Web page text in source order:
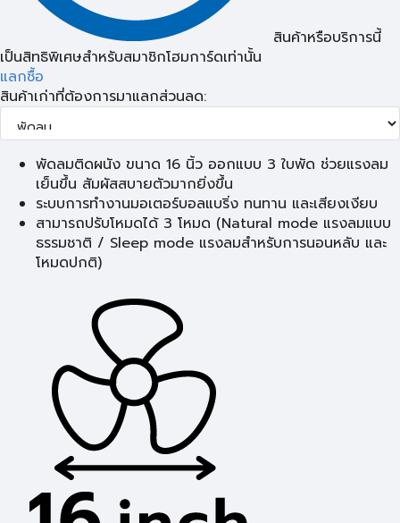
สินค้าหรือบริการนี้
เป็นสิทธิพิเศษสำหรับสมาชิกโฮมการ์ดเท่านั้น
แลกซื้อ
สินค้าเก่าที่ต้องการมาแลกส่วนลด:
พัดลมติดผนัง ขนาด 16 นิ้ว ออกแบบ 3 ใบพัด ช่วยแรงลม
เย็นขึ้น สัมผัสสบายตัวมากยิ่งขึ้น
ระบบการทำงานมอเตอร์บอลแบริ่ง ทนทาน และเสียงเงียบ
สามารถปรับโหมดได้ 3 โหมด (Natural mode แรงลมแบบ
ธรรมชาติ / Sleep mode แรงลมสำหรับการนอนหลับ และ
โหมดปกติ)